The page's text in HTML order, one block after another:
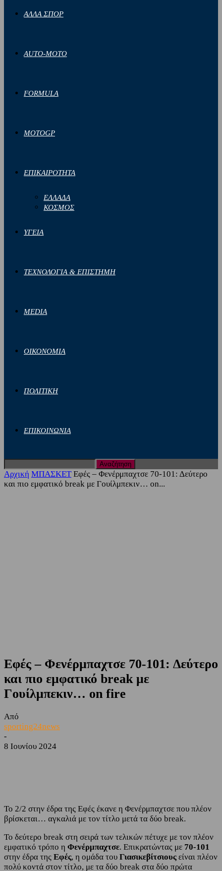
ΑΛΛΑ ΣΠΟΡ
AUTO-MOTO
FORMULA
MOTOGP
ΕΠΙΚΑΙΡΟΤΗΤΑ
ΕΛΛΑΔΑ
ΚΟΣΜΟΣ
ΥΓΕΙΑ
ΤΕΧΝΟΛΟΓΙΑ & ΕΠΙΣΤΗΜΗ
MEDIA
ΟΙΚΟΝΟΜΙΑ
ΠΟΛΙΤΙΚΗ
ΕΠΙΚΟΙΝΩΝΙΑ
Αρχική ΜΠΑΣΚΕΤ Εφές – Φενέρμπαχτσε 70-101: Δεύτερο
και πιο εμφατικό break με Γουίλμπεκιν… on...
Εφές – Φενέρμπαχτσε 70-101: Δεύτερο
και πιο εμφατικό break με
Γουίλμπεκιν… on fire
Από
sporting24news
-
8 Ιουνίου 2024
Το 2/2 στην έδρα της Εφές έκανε η Φενέρμπαχτσε που πλέον
βρίσκεται… αγκαλιά με τον τίτλο μετά τα δύο break.
Το δεύτερο break στη σειρά των τελικών πέτυχε με τον πλέον
εμφατικό τρόπο η Φενέρμπαχτσε. Επικρατώντας με 70-101
στην έδρα της Εφές, η ομάδα του Γιασικεβίτσιους είναι πλέον
πολύ κοντά στον τίτλο, με τα δύο break στα δύο πρώτα